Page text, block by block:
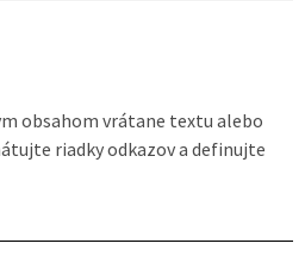
obsahom vrátane textu alebo
riadky odkazov a definujte